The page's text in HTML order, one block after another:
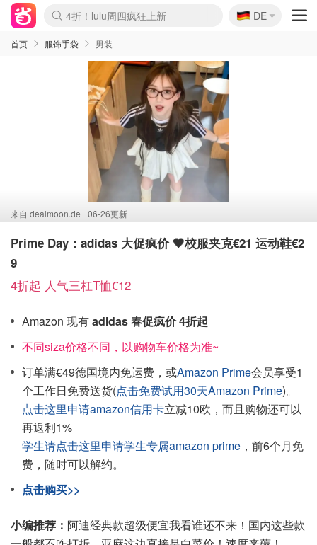
Boticinal 夏促开抢！
4折！lulu周四疯狂上新
还没结束！&OtherStories大促
Joybuy变相75折 随时失效
速领！Stanley独家85折
疑似霸哥！Camper额外叠85折
Zalando 奥莱闪促！每日更新
Moncler反季囤！5折起+叠9折
Coach Brooklyn仅€192
🇩🇪
DE
首页 服饰手袋 男装
来自 dealmoon.de 06-26更新
Prime Day：adidas 大促疯价 🖤校服夹克€21 运动鞋€2
9
4折起 人气三杠T恤€12
Amazon 现有adidas 春促疯价 4折起
不同siza价格不同，以购物车价格为准~
订单满€49德国境内免运费，或Amazon Prime会员享受1
个工作日免费送货(点击免费试用30天Amazon Prime)。
点击这里申请amazon信用卡立减10欧，而且购物还可以
再返利1%
学生请点击这里申请学生专属amazon prime ，前6个月免
费，随时可以解约。
点击购买>>
小编推荐： 阿迪经典款超级便宜我看谁还不来！国内这些款